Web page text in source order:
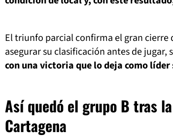
El triunfo parcial confirma el gran cierre
asegurar su clasificación antes de jugar,
con una victoria que lo deja como
Así quedó el grupo B tras
Cartagena